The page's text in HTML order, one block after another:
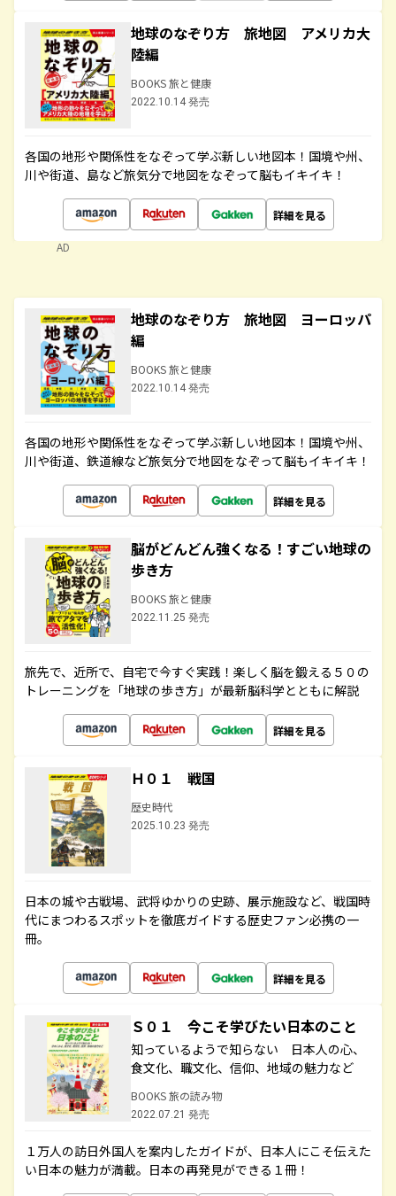
地球のなぞり方 旅地図 アメリカ大
陸編
BOOKS 旅と健康
2022.10.14 発売
各国の地形や関係性をなぞって学ぶ新しい地図本！国境や州、
川や街道、島など旅気分で地図をなぞって脳もイキイキ！
詳細を見る
AD
地球のなぞり方 旅地図 ヨーロッパ
編
BOOKS 旅と健康
2022.10.14 発売
各国の地形や関係性をなぞって学ぶ新しい地図本！国境や州、
川や街道、鉄道線など旅気分で地図をなぞって脳もイキイキ！
詳細を見る
脳がどんどん強くなる！すごい地球の
歩き方
BOOKS 旅と健康
2022.11.25 発売
旅先で、近所で、自宅で今すぐ実践！楽しく脳を鍛える５０の
トレーニングを「地球の歩き方」が最新脳科学とともに解説
詳細を見る
Ｈ０１ 戦国
歴史時代
2025.10.23 発売
日本の城や古戦場、武将ゆかりの史跡、展示施設など、戦国時
代にまつわるスポットを徹底ガイドする歴史ファン必携の一
冊。
詳細を見る
Ｓ０１ 今こそ学びたい日本のこと
知っているようで知らない 日本人の心、
食文化、職文化、信仰、地域の魅力など
BOOKS 旅の読み物
2022.07.21 発売
１万人の訪日外国人を案内したガイドが、日本人にこそ伝えた
い日本の魅力が満載。日本の再発見ができる１冊！